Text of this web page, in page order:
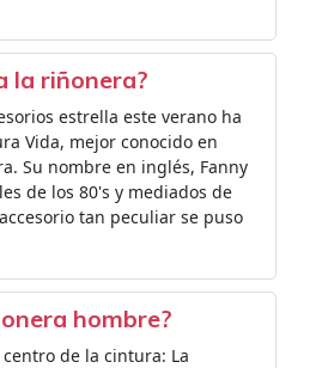
la riñonera?
estrella este verano ha
Vida, mejor conocido en
Su nombre en inglés, Fanny
de los 80's y mediados de
tan peculiar se puso
hombre?
de la cintura: La